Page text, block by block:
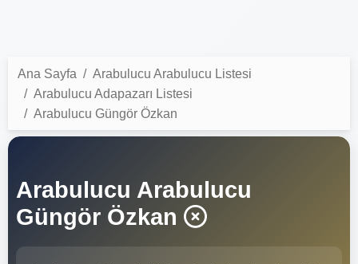
Ana Sayfa
Arabulucu Arabulucu Listesi
Arabulucu Adapazarı Listesi
Arabulucu Güngör Özkan
Arabulucu Arabulucu
Güngör Özkan